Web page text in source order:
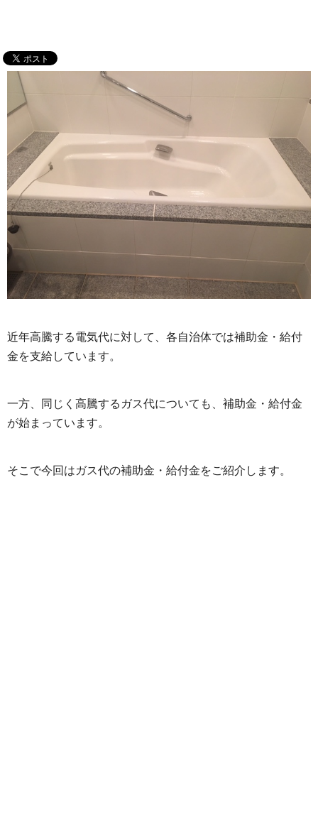
近年高騰する電気代に対して、各自治体では補助金・給付
金を支給しています。
一方、同じく高騰するガス代についても、補助金・給付金
が始まっています。
そこで今回はガス代の補助金・給付金をご紹介します。